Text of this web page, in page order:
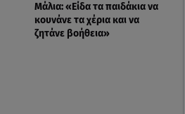
Μάλια: «Είδα τα παιδάκια να
κουνάνε τα χέρια και να
ζητάνε βοήθεια»